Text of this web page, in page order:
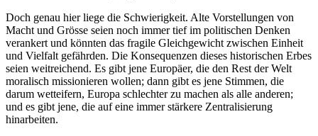
Doch genau hier liege die Schwierigkeit. Alte Vorstellungen von
Macht und Grösse seien noch immer tief im politischen Denken
verankert und könnten das fragile Gleichgewicht zwischen Einheit
und Vielfalt gefährden. Die Konsequenzen dieses historischen Erbes
seien weitreichend. Es gibt jene Europäer, die den Rest der Welt
moralisch missionieren wollen; dann gibt es jene Stimmen, die
darum wetteifern, Europa schlechter zu machen als alle anderen;
und es gibt jene, die auf eine immer stärkere Zentralisierung
hinarbeiten.